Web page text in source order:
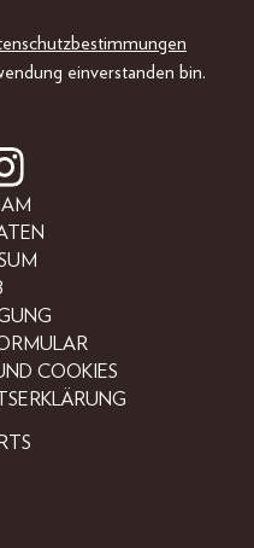
einverstanden bin.
COOKIES